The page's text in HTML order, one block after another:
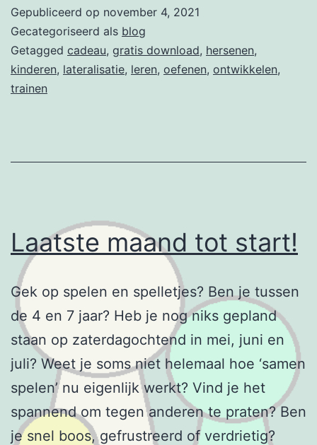
Gepubliceerd op november 4, 2021
Gecategoriseerd als blog
Getagged cadeau, gratis download, hersenen,
kinderen, lateralisatie, leren, oefenen, ontwikkelen,
trainen
Laatste maand tot start!
Gek op spelen en spelletjes? Ben je tussen
de 4 en 7 jaar? Heb je nog niks gepland
staan op zaterdagochtend in mei, juni en
juli? Weet je soms niet helemaal hoe ‘samen
spelen’ nu eigenlijk werkt? Vind je het
spannend om tegen anderen te praten? Ben
je snel boos, gefrustreerd of verdrietig?